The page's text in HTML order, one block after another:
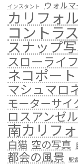
インスタント ウォルマ
カリフォ
コントラ
スナップ
スローライフ
ネコポー
マシュマロ
モーターサイ
ロスアンゼ
南カリフ
白猫 空の写真
都会の風景 駅